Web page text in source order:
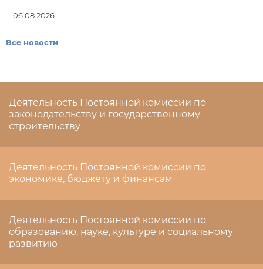
06.08.2026
Все новости
Деятельность Постоянной комиссии по
законодательству и государственному
строительству
Деятельность Постоянной комиссии по
экономике, бюджету и финансам
Деятельность Постоянной комиссии по
образованию, науке, культуре и социальному
развитию